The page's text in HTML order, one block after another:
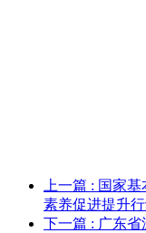
上一篇 : 国家
素养促进提升
下一篇 : 广东省